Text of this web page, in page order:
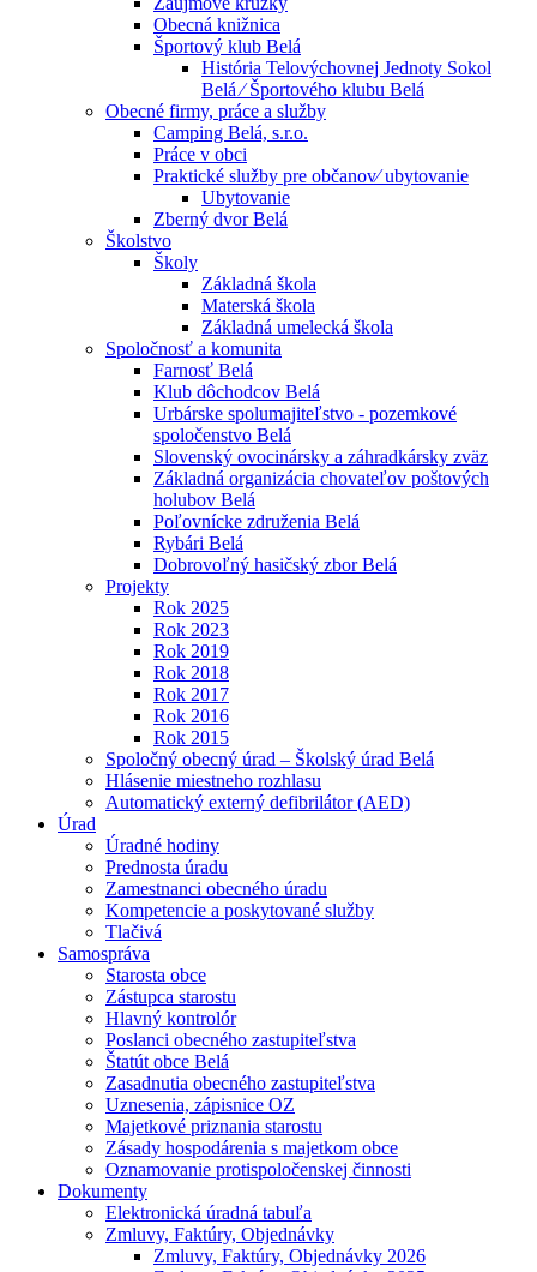
Obecná knižnica
Športový klub Belá
História Telovýchovnej Jednoty Sokol
Belá ⁄ Športového klubu Belá
Obecné firmy, práce a služby
Camping Belá, s.r.o.
Práce v obci
Praktické služby pre občanov⁄ ubytovanie
Ubytovanie
Zberný dvor Belá
Školstvo
Školy
Základná škola
Materská škola
Základná umelecká škola
Spoločnosť a komunita
Farnosť Belá
Klub dôchodcov Belá
Urbárske spolumajiteľstvo - pozemkové
spoločenstvo Belá
Slovenský ovocinársky a záhradkársky zväz
Základná organizácia chovateľov poštových
holubov Belá
Poľovnícke združenia Belá
Rybári Belá
Dobrovoľný hasičský zbor Belá
Projekty
Rok 2025
Rok 2023
Rok 2019
Rok 2018
Rok 2017
Rok 2016
Rok 2015
Spoločný obecný úrad – Školský úrad Belá
Hlásenie miestneho rozhlasu
Automatický externý defibrilátor (AED)
Úrad
Úradné hodiny
Prednosta úradu
Zamestnanci obecného úradu
Kompetencie a poskytované služby
Tlačivá
Samospráva
Starosta obce
Zástupca starostu
Hlavný kontrolór
Poslanci obecného zastupiteľstva
Štatút obce Belá
Zasadnutia obecného zastupiteľstva
Uznesenia, zápisnice OZ
Majetkové priznania starostu
Zásady hospodárenia s majetkom obce
Oznamovanie protispoločenskej činnosti
Dokumenty
Elektronická úradná tabuľa
Zmluvy, Faktúry, Objednávky
Zmluvy, Faktúry, Objednávky 2026